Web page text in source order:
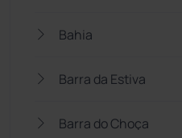
Bahia
Barra da Estiva
Barra do Choça